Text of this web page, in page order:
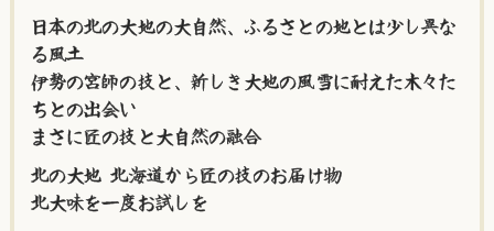
日本の北の大地の大自然、ふるさとの地とは少し異な
る風土
伊勢の宮師の技と、新しき大地の風雪に耐えた木々た
ちとの出会い
まさに匠の技と大自然の融合
北の大地 北海道から匠の技のお届け物
北大味を一度お試しを